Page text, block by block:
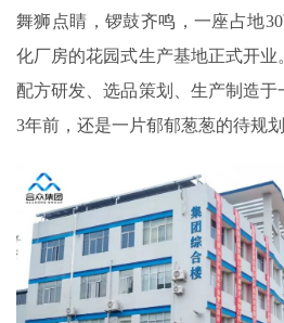
舞狮点睛，锣鼓齐鸣，一座占地
化厂房的花园式生产基地正式开
配方研发、选品策划、生产制造
3年前，还是一片郁郁葱葱的待规划